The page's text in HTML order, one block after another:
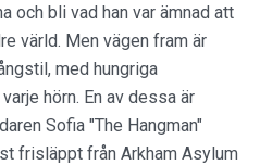
och bli vad han var ämnad att
värld. Men vägen fram är
med hungriga
hörn. En av dessa är
Sofia "The Hangman"
frisläppt från Arkham Asylum